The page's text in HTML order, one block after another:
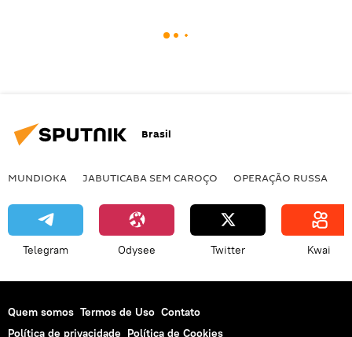
Brasil
MUNDIOKA JABUTICABA SEM CAROÇO OPERAÇÃO RUSSA
Telegram Odysee Twitter Kwai
Quem somos Termos de Uso Contato
Política de privacidade Política de Cookies